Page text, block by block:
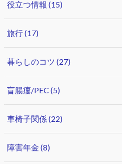
役立つ情報 (15)
旅行(17)
暮らしのコツ (27)
盲腸瘻/PEC (5)
車椅子関係(22)
障害年金 (8)